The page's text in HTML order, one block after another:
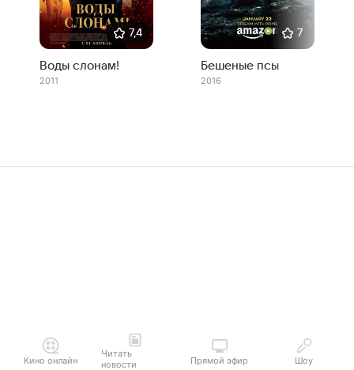
7,4
Воды слонам!
2011
7
Бешеные псы
2016
Кино онлайн
Читать
новости
Прямой эфир Шоу